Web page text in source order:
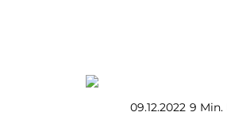
09.12.2022• 9 Min.